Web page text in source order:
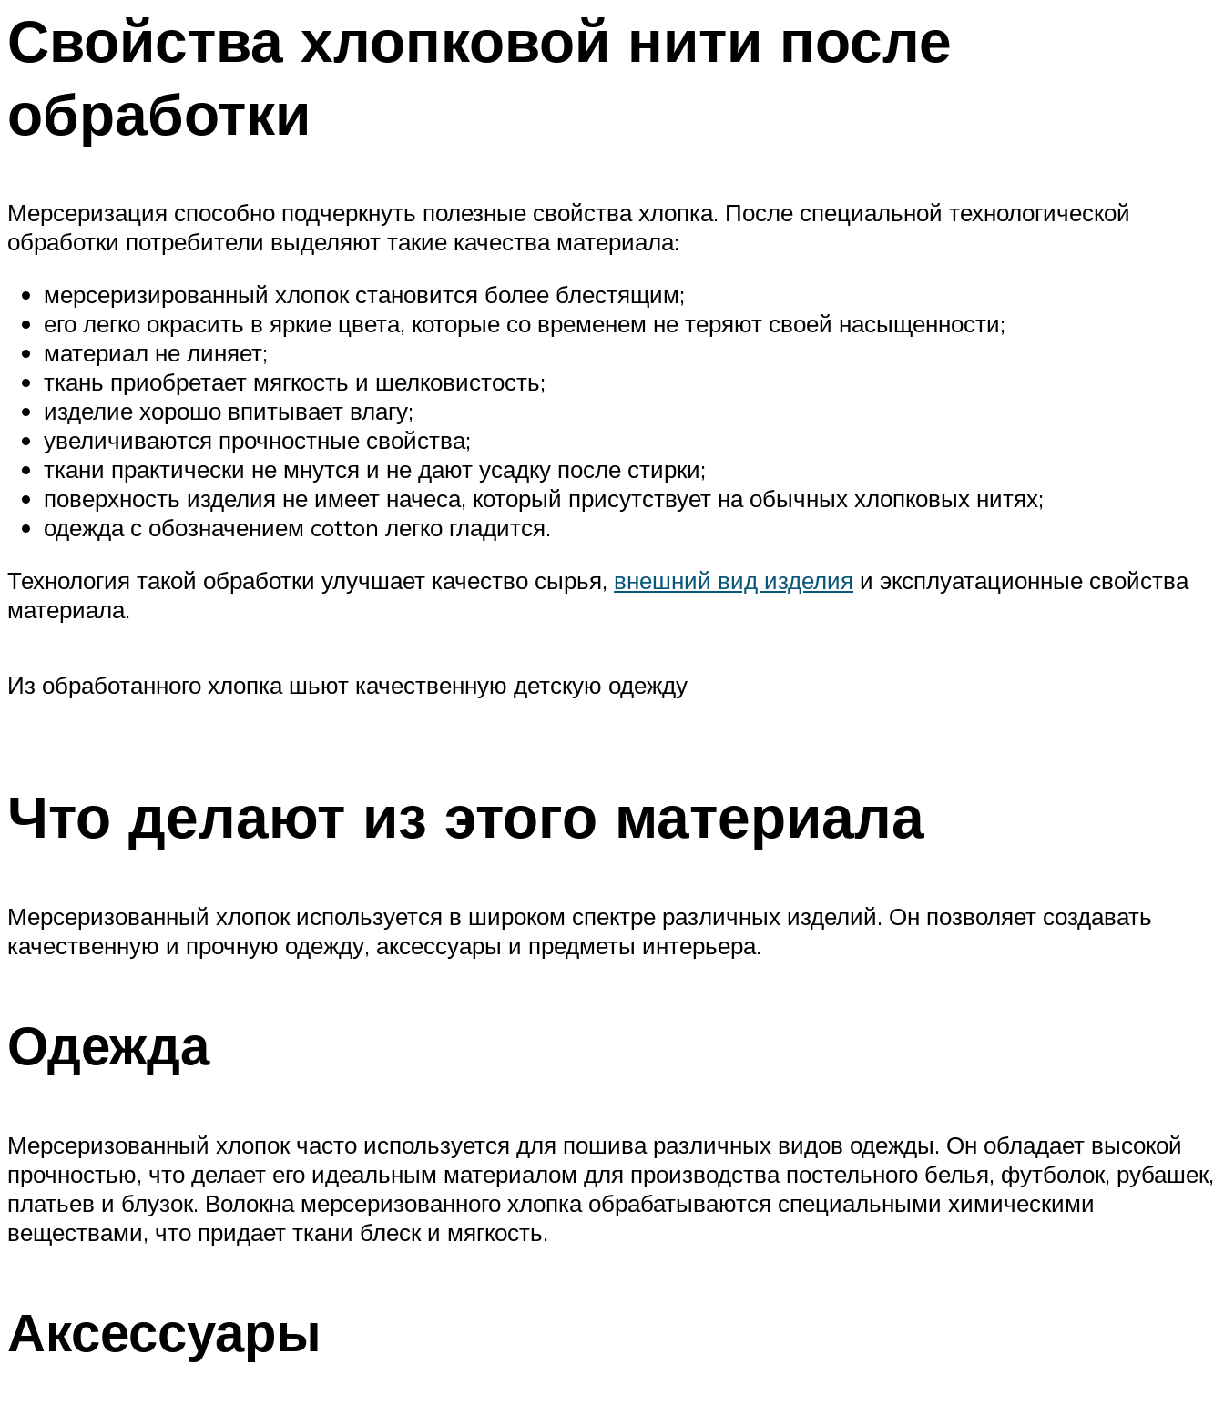
Свойства хлопковой нити после
обработки
Мерсеризация способно подчеркнуть полезные свойства хлопка. После специальной технологической
обработки потребители выделяют такие качества материала:
мерсеризированный хлопок становится более блестящим;
его легко окрасить в яркие цвета, которые со временем не теряют своей насыщенности;
материал не линяет;
ткань приобретает мягкость и шелковистость;
изделие хорошо впитывает влагу;
увеличиваются прочностные свойства;
ткани практически не мнутся и не дают усадку после стирки;
поверхность изделия не имеет начеса, который присутствует на обычных хлопковых нитях;
одежда с обозначением cotton легко гладится.
Технология такой обработки улучшает качество сырья, внешний вид изделия и эксплуатационные свойства
материала.
Из обработанного хлопка шьют качественную детскую одежду
Что делают из этого материала
Мерсеризованный хлопок используется в широком спектре различных изделий. Он позволяет создавать
качественную и прочную одежду, аксессуары и предметы интерьера.
Одежда
Мерсеризованный хлопок часто используется для пошива различных видов одежды. Он обладает высокой
прочностью, что делает его идеальным материалом для производства постельного белья, футболок, рубашек,
платьев и блузок. Волокна мерсеризованного хлопка обрабатываются специальными химическими
веществами, что придает ткани блеск и мягкость.
Аксессуары